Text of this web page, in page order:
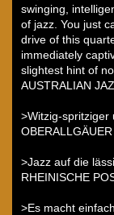
swinging,
of jazz. You just
drive of this
immediately
slightest hint of
AUSTRALIAN
>Witzig-spritziger
>Jazz auf die
RHEINISCHE
>Es macht